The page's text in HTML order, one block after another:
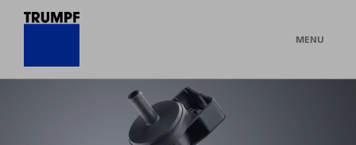
MENU